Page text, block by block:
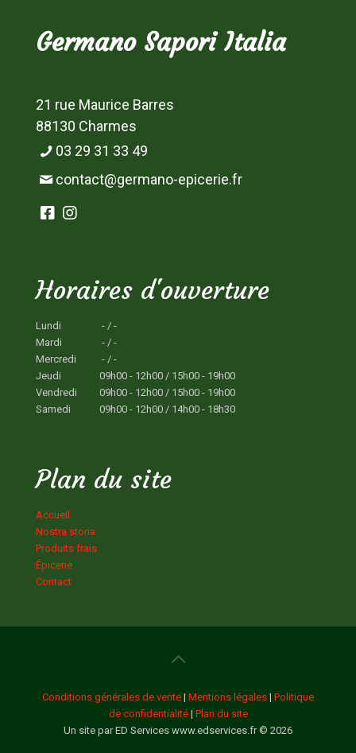
Germano Sapori Italia
21 rue Maurice Barres
88130 Charmes
03 29 31 33 49
contact@germano-epicerie.fr
Horaires d'ouverture
Lundi
- / -
Mardi
- / -
Mercredi
- / -
Jeudi
09h00 - 12h00 / 15h00 - 19h00
Vendredi
09h00 - 12h00 / 15h00 - 19h00
Samedi
09h00 - 12h00 / 14h00 - 18h30
Plan du site
Accueil
Nostra storia
Produits frais
Épicerie
Contact
Conditions générales de vente | Mentions légales | Politique
de confidentialité| Plan du site
Un site par ED Services www.edservices.fr © 2026